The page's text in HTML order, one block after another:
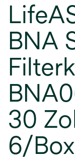
BNA
30
6/Box